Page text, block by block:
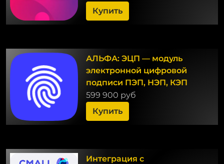
Купить
АЛЬФА: ЭЦП — модуль
электронной цифровой
подписи ПЭП, НЭП, КЭП
599 900 руб
Купить
Интеграция с